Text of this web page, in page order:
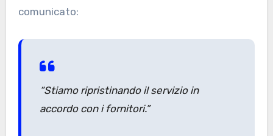
comunicato:
“Stiamo ripristinando il servizio in
accordo con i fornitori.”